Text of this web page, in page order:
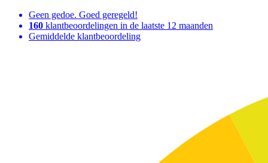
Geen gedoe. Goed geregeld!
160 klantbeoordelingen in de laatste 12 maanden
Gemiddelde klantbeoordeling